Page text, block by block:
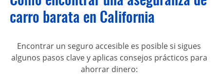
carro barata en California
Encontrar un seguro accesible es posible si sigues
algunos pasos clave y aplicas consejos prácticos para
ahorrar dinero: